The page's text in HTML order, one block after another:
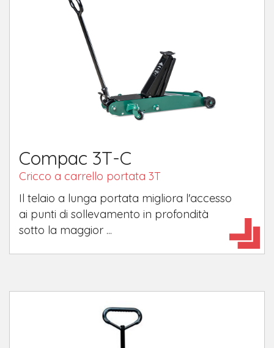
Compac 3T-C
Cricco a carrello portata 3T
Il telaio a lunga portata migliora l'accesso
ai punti di sollevamento in profondità
sotto la maggior ...